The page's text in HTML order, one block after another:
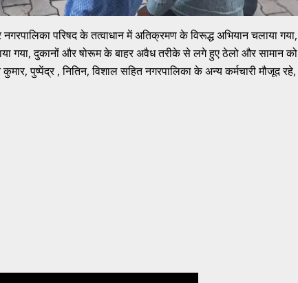
परिषद के तत्वाधान में अतिक्रमण के विरूद्ध अभियान चलाया गया,
गया, दुकानों और षोरूम के बाहर अवैध तरीके से लगे हुए ठेलो और सामान को
पुष्पेंद्र , नितिन, विशाल सहित नगरपालिका के अन्य कर्मचारी मौजूद रहे,